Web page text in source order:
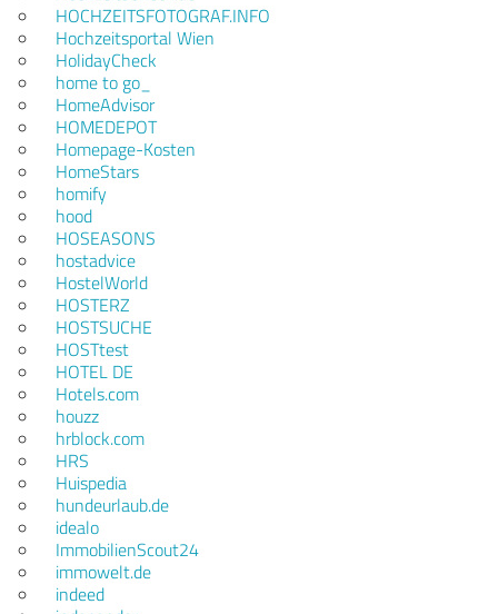
HOCHZEITSFOTOGRAF.INFO
Hochzeitsportal Wien
HolidayCheck
home to go_
HomeAdvisor
HOMEDEPOT
Homepage-Kosten
HomeStars
homify
hood
HOSEASONS
hostadvice
HostelWorld
HOSTERZ
HOSTSUCHE
HOSTtest
HOTEL DE
Hotels.com
houzz
hrblock.com
HRS
Huispedia
hundeurlaub.de
idealo
ImmobilienScout24
immowelt.de
indeed